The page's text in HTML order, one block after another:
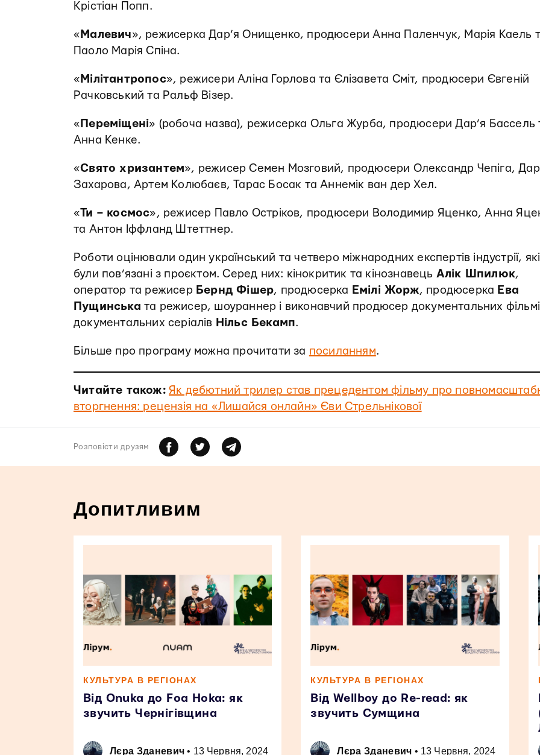
Крістіан Попп.
« Малевич», режисерка Дар’я Онищенко, продюсери Анна Паленчук, Марія Каель
Паоло Марія Спіна.
« Мілітантропос», режисери Аліна Горлова та Єлізавета Сміт, продюсери Євгеній
Рачковський та Ральф Візер.
« Переміщені» (робоча назва), режисерка Ольга Журба, продюсери Дар’я Бассель
Анна Кенке.
«Свято хризантем», режисер Семен Мозговий, продюсери Олександр Чепіга,
Захарова, Артем Колюбаєв, Тарас Босак та Аннемік ван дер Хел.
«Ти – космос», режисер Павло Остріков, продюсери Володимир Яценко, Анна
та Антон Іффланд Штеттнер.
Роботи оцінювали один український та четверо міжнародних експертів індустрії,
були пов’язані з проєктом. Серед них: кінокритик та кінознавець Алік Шпилюк,
оператор та режисер Бернд Фішер, продюсерка Емілі Жорж, продюсерка Ева
Пущинська та режисер, шоураннер і виконавчий продюсер документальних
документальних серіалів Нільс Бекамп.
Більше про програму можна прочитати за посиланням.
Читайте також: Як дебютний трилер став прецедентом фільму про
вторгнення: рецензія на «Лишайся онлайн» Єви Стрельнікової
Розповiсти друзям
Допитливим
КУЛЬТУРА В РЕГІОНАХ
Від Onuka до Foa Hoka: як
звучить Чернігівщина
Лєра Зданевич • 13 Червня, 2024
КУЛЬТУРА В РЕГІОНАХ
Від Wellboy до Re-read: як
звучить Сумщина
Лєра Зданевич • 13 Червня, 2024